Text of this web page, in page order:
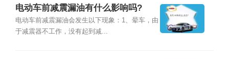
电动车前减震漏油有什么影响吗?
电动车前减震漏油会发生以下现象：1、晕车，由
于减震器不工作，没有起到减...